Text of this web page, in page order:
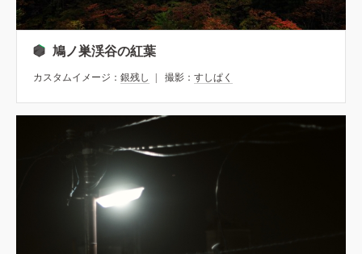
鳩ノ巣渓谷の紅葉
カスタムイメージ： 銀残し 撮影： すしぱく